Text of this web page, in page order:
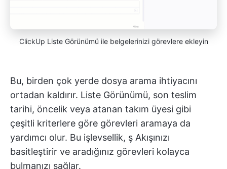
ClickUp Liste Görünümü ile belgelerinizi görevlere ekleyin
Bu, birden çok yerde dosya arama ihtiyacını
ortadan kaldırır. Liste Görünümü, son teslim
tarihi, öncelik veya atanan takım üyesi gibi
çeşitli kriterlere göre görevleri aramaya da
yardımcı olur. Bu işlevsellik, ş Akışınızı
basitleştirir ve aradığınız görevleri kolayca
bulmanızı sağlar.